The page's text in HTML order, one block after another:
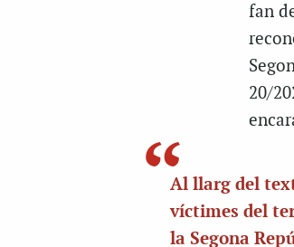
fan
20/
Al llarg del
víctimes del
la Segona